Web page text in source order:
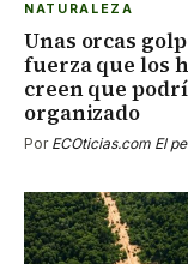
NATURALEZA
Unas orcas
fuerza que los
creen que
organizado
Por ECOticias.com El